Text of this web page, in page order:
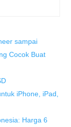
sampai
Cocok Buat
iPhone, iPad,
Harga 6